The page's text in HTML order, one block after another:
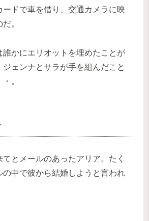
ードで車を借り、交通カメラに映
。
誰かにエリオットを埋めたことが
ェンナとサラが手を組んだこと
。
とメールのあったアリア。たく
の中で彼から結婚しようと言われ